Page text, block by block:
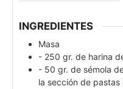
INGREDIENTES
Masa
- 250 gr. de harina
- 50 gr. de sémola
la sección de